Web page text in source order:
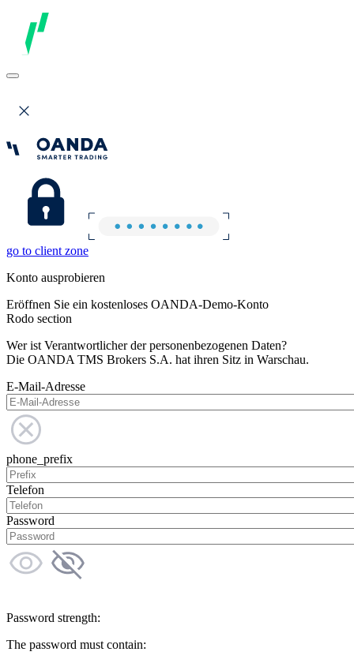
go to client zone
Konto ausprobieren
Eröffnen Sie ein kostenloses OANDA-Demo-Konto
Rodo section
Wer ist Verantwortlicher der personenbezogenen Daten?
Die OANDA TMS Brokers S.A. hat ihren Sitz in Warschau.
E-Mail-Adresse
phone_prefix
Telefon
Password
Password strength:
The password must contain: